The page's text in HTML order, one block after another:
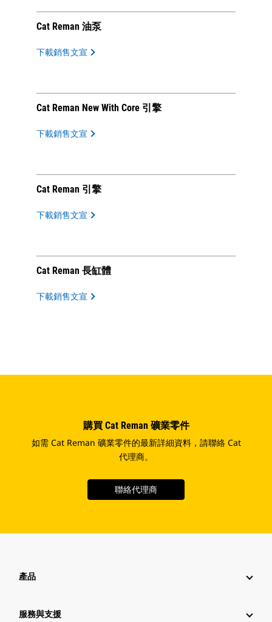
Cat Reman 油泵
下載銷售文宣
Cat Reman New With Core 引擎
下載銷售文宣
Cat Reman 引擎
下載銷售文宣
Cat Reman 長缸體
下載銷售文宣
購買 Cat Reman 礦業零件
如需 Cat Reman 礦業零件的最新詳細資料，請聯絡 Cat
代理商。
聯絡代理商
產品
服務與支援